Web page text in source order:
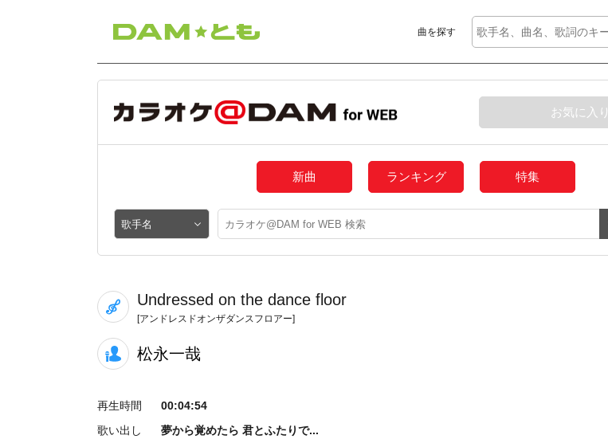
曲を探す
お気に入
新曲 ランキング 特集
Undressed on the dance floor
[アンドレスドオンザダンスフロアー]
松永一哉
再生時間
00:04:54
歌い出し
夢から覚めたら 君とふたりで...